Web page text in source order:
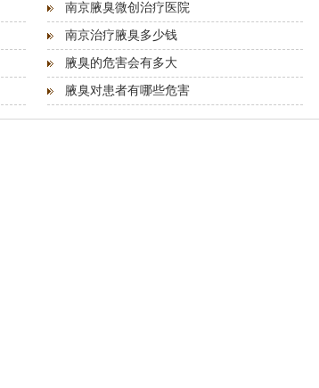
南京腋臭微创治疗医院
南京治疗腋臭多少钱
腋臭的危害会有多大
腋臭对患者有哪些危害